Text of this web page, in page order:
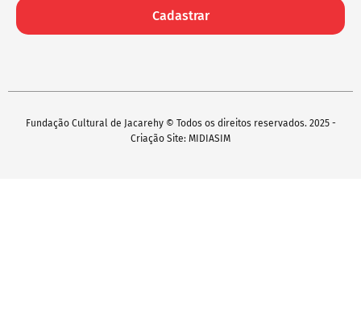
Cadastrar
Fundação Cultural de Jacarehy © Todos os direitos reservados. 2025 -
Criação Site: MIDIASIM